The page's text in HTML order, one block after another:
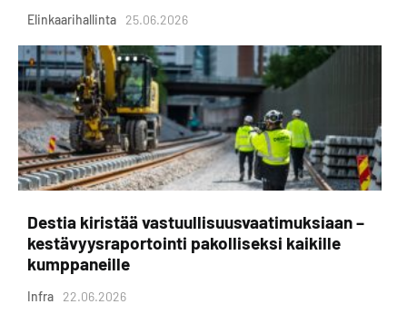
Elinkaarihallinta 25.06.2026
Destia kiristää vastuullisuusvaatimuksiaan –
kestävyysraportointi pakolliseksi kaikille
kumppaneille
Infra 22.06.2026